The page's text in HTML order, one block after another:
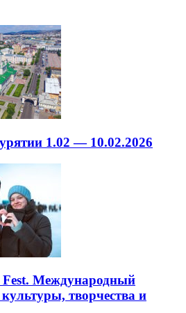
1.02 — 10.02.2026
Fest. Международный
творчества и